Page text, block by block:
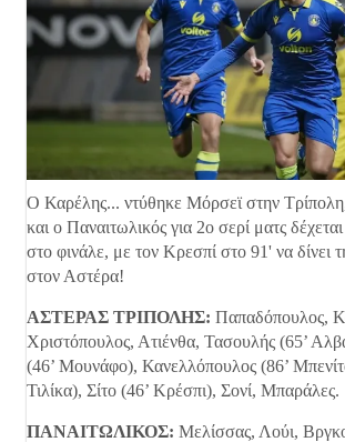
Ο Καρέλης... ντύθηκε Μόρσεϊ στην
και ο Παναιτωλικός για 2ο σερί ματς
στο φινάλε, με τον Κρεσπί στο 91' να δίνει
στον Αστέρα!
ΑΣΤΕΡΑΣ ΤΡΙΠΟΛΗΣ: Παπαδόπουλος,
Χριστόπουλος, Ατιένθα, Τασουλής (65’
(46’ Μουνάφο), Κανελλόπουλος (86’
Τιλίκα), Σίτο (46’ Κρέσπι), Σονί, Μπαράλες.
ΠΑΝΑΙΤΩΛΙΚΟΣ: Μελίσσας, Λούι,